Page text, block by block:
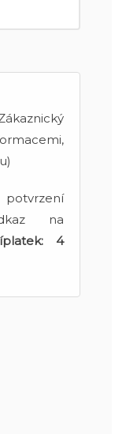
potvrzení
na
4